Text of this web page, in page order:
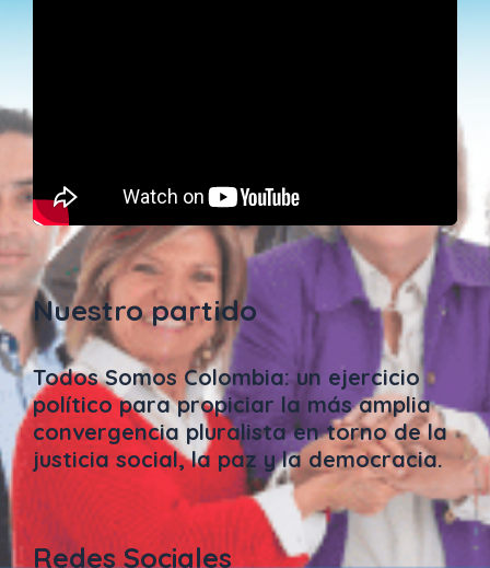
Nuestro partido
Todos Somos Colombia: un ejercicio
político para propiciar la más amplia
convergencia pluralista en torno de la
justicia social, la paz y la democracia.
Redes Sociales